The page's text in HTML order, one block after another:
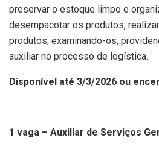
preservar o estoque limpo e
desempacotar os produtos,
produtos, examinando-os,
auxiliar no processo de logística.
Disponível até 3/3/2026 ou
1 vaga – Auxiliar de Serviços